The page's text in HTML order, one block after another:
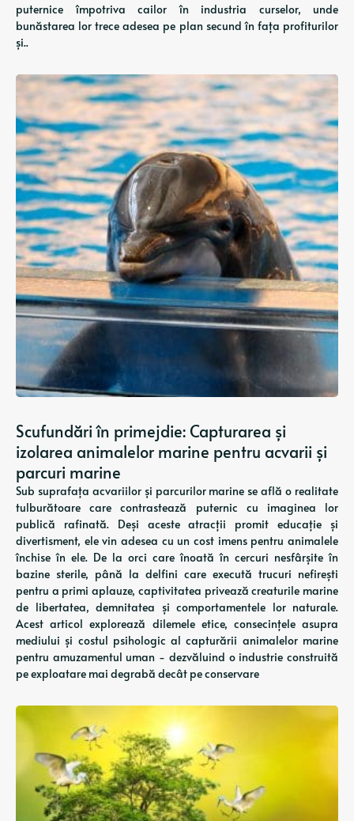
puternice împotriva cailor în industria curselor, unde
bunăstarea lor trece adesea pe plan secund în fața profiturilor
și..
Scufundări în primejdie: Capturarea și
izolarea animalelor marine pentru acvarii și
parcuri marine
Sub suprafața acvariilor și parcurilor marine se află o realitate
tulburătoare care contrastează puternic cu imaginea lor
publică rafinată. Deși aceste atracții promit educație și
divertisment, ele vin adesea cu un cost imens pentru animalele
închise în ele. De la orci care înoată în cercuri nesfârșite în
bazine sterile, până la delfini care execută trucuri nefirești
pentru a primi aplauze, captivitatea privează creaturile marine
de libertatea, demnitatea și comportamentele lor naturale.
Acest articol explorează dilemele etice, consecințele asupra
mediului și costul psihologic al capturării animalelor marine
pentru amuzamentul uman - dezvăluind o industrie construită
pe exploatare mai degrabă decât pe conservare